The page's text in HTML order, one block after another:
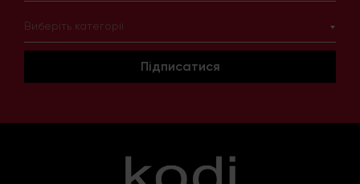
Виберіть категорії
Підписатися